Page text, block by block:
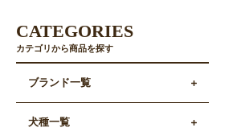
CATEGORIES
カテゴリから商品を探す
ブランド一覧
犬種一覧